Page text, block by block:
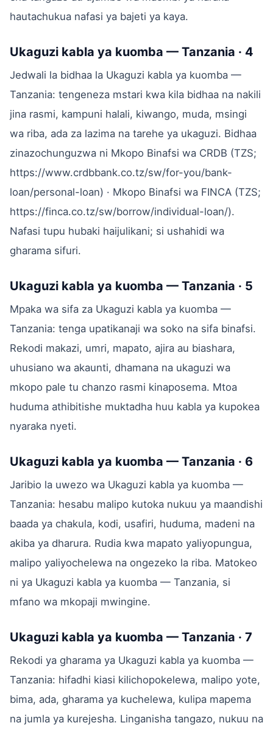
hautachukua nafasi ya bajeti ya kaya.
Ukaguzi kabla ya kuomba — Tanzania · 4
Jedwali la bidhaa la Ukaguzi kabla ya kuomba —
Tanzania: tengeneza mstari kwa kila bidhaa na nakili
jina rasmi, kampuni halali, kiwango, muda, msingi
wa riba, ada za lazima na tarehe ya ukaguzi. Bidhaa
zinazochunguzwa ni Mkopo Binafsi wa CRDB (TZS;
https://www.crdbbank.co.tz/sw/for-you/bank-
loan/personal-loan) · Mkopo Binafsi wa FINCA (TZS;
https://finca.co.tz/sw/borrow/individual-loan/).
Nafasi tupu hubaki haijulikani; si ushahidi wa
gharama sifuri.
Ukaguzi kabla ya kuomba — Tanzania · 5
Mpaka wa sifa za Ukaguzi kabla ya kuomba —
Tanzania: tenga upatikanaji wa soko na sifa binafsi.
Rekodi makazi, umri, mapato, ajira au biashara,
uhusiano wa akaunti, dhamana na ukaguzi wa
mkopo pale tu chanzo rasmi kinaposema. Mtoa
huduma athibitishe muktadha huu kabla ya kupokea
nyaraka nyeti.
Ukaguzi kabla ya kuomba — Tanzania · 6
Jaribio la uwezo wa Ukaguzi kabla ya kuomba —
Tanzania: hesabu malipo kutoka nukuu ya maandishi
baada ya chakula, kodi, usafiri, huduma, madeni na
akiba ya dharura. Rudia kwa mapato yaliyopungua,
malipo yaliyochelewa na ongezeko la riba. Matokeo
ni ya Ukaguzi kabla ya kuomba — Tanzania, si
mfano wa mkopaji mwingine.
Ukaguzi kabla ya kuomba — Tanzania · 7
Rekodi ya gharama ya Ukaguzi kabla ya kuomba —
Tanzania: hifadhi kiasi kilichopokelewa, malipo yote,
bima, ada, gharama ya kuchelewa, kulipa mapema
na jumla ya kurejesha. Linganisha tangazo, nukuu na